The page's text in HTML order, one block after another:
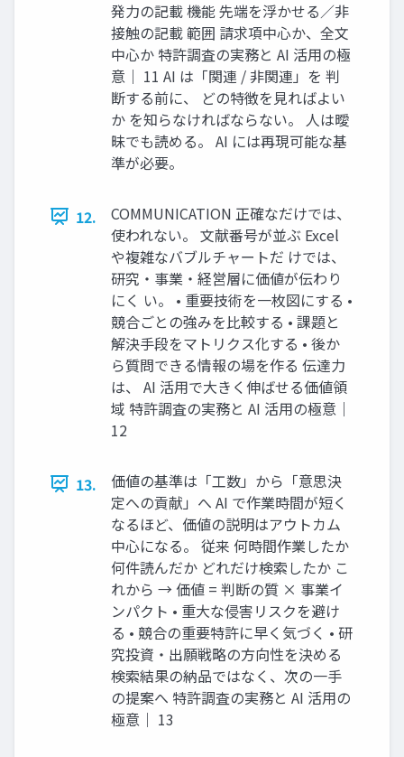
発力の記載 機能 先端を浮かせる／非
接触の記載 範囲 請求項中心か、全文
中心か 特許調査の実務と AI 活用の極
意｜ 11 AI は「関連 / 非関連」を 判
断する前に、 どの特徴を見ればよい
か を知らなければならない。 人は曖
昧でも読める。 AI には再現可能な基
準が必要。
12.
COMMUNICATION 正確なだけでは、
使われない。 文献番号が並ぶ Excel
や複雑なバブルチャートだ けでは、
研究・事業・経営層に価値が伝わり
にく い。 • 重要技術を一枚図にする •
競合ごとの強みを比較する • 課題と
解決手段をマトリクス化する • 後か
ら質問できる情報の場を作る 伝達力
は、 AI 活用で大きく伸ばせる価値領
域 特許調査の実務と AI 活用の極意｜
12
13.
価値の基準は「工数」から「意思決
定への貢献」へ AI で作業時間が短く
なるほど、価値の説明はアウトカム
中心になる。 従来 何時間作業したか
何件読んだか どれだけ検索したか こ
れから → 価値 = 判断の質 × 事業イ
ンパクト • 重大な侵害リスクを避け
る • 競合の重要特許に早く気づく • 研
究投資・出願戦略の方向性を決める
検索結果の納品ではなく、次の一手
の提案へ 特許調査の実務と AI 活用の
極意｜ 13